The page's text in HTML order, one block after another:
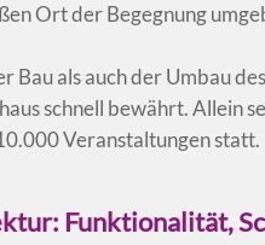
Ort der Begegnung
Bau als auch der Umbau
schnell bewährt. Allein
Veranstaltungen statt.
Funktionalität,